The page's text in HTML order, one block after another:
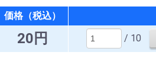
価格（税込）
20円 / 10